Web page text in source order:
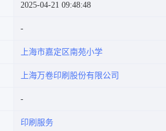
2025-04-21 09:48:48
上海市嘉定区南苑小学
上海万卷印刷股份有限公司
印刷服务